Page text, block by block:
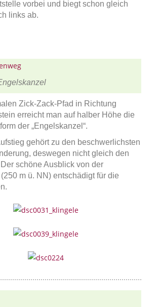
vorbei und biegt schon gleich
links ab.
Zick-Zack-Pfad in Richtung
erreicht man auf halber Höhe die
der „Engelskanzel“.
gehört zu den beschwerlichsten
deswegen nicht gleich den
schöne Ausblick von der
m ü. NN) entschädigt für die